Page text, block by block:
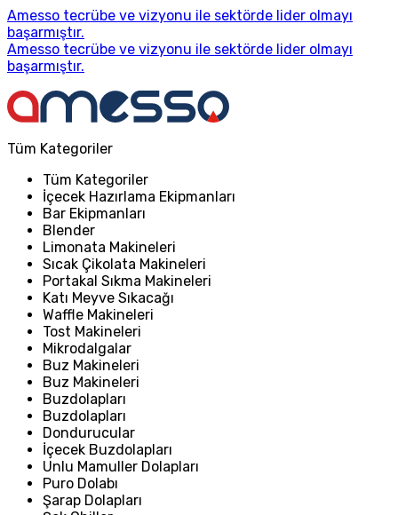
Amesso tecrübe ve vizyonu ile sektörde lider olmayı
başarmıştır.
Amesso tecrübe ve vizyonu ile sektörde lider olmayı
başarmıştır.
Tüm Kategoriler
Tüm Kategoriler
İçecek Hazırlama Ekipmanları
Bar Ekipmanları
Blender
Limonata Makineleri
Sıcak Çikolata Makineleri
Portakal Sıkma Makineleri
Katı Meyve Sıkacağı
Waffle Makineleri
Tost Makineleri
Mikrodalgalar
Buz Makineleri
Buz Makineleri
Buzdolapları
Buzdolapları
Dondurucular
İçecek Buzdolapları
Unlu Mamuller Dolapları
Puro Dolabı
Şarap Dolapları